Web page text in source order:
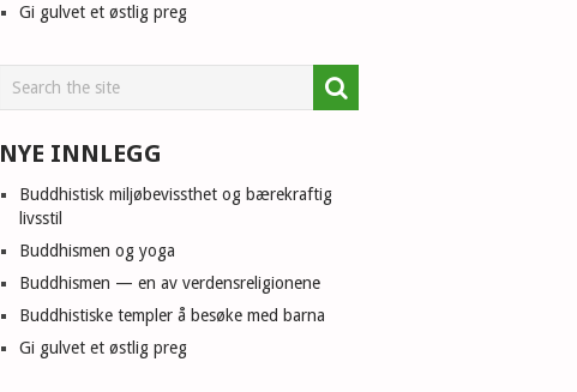
Gi gulvet et østlig preg
NYE INNLEGG
Buddhistisk miljøbevissthet og bærekraftig
livsstil
Buddhismen og yoga
Buddhismen — en av verdensreligionene
Buddhistiske templer å besøke med barna
Gi gulvet et østlig preg